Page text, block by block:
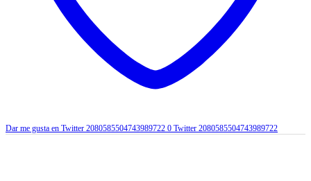
Dar me gusta en Twitter 2080585504743989722 0 Twitter 2080585504743989722